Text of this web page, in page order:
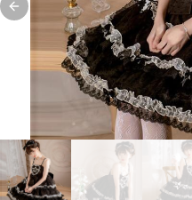
Previous slide